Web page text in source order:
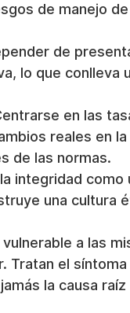
de manejo
de
lo que conlleva
en las
reales en
de las normas.
integridad como
una cultura
a las
Tratan el
la causa